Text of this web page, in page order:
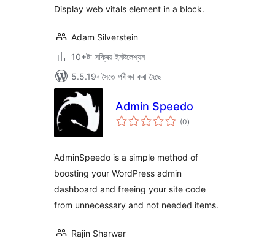
Display web vitals element in a block.
Adam Silverstein
10+টা সক্ৰিয় ইনষ্টলেশ্যন
5.5.19ৰ সৈতে পৰীক্ষা কৰা হৈছে
Admin Speedo
(0টা
মুঠ)
AdminSpeedo is a simple method of
boosting your WordPress admin
dashboard and freeing your site code
from unnecessary and not needed items.
Rajin Sharwar